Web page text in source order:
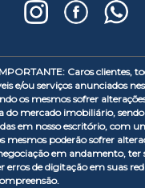
Caros clientes,
e/ou serviços anunciados
os mesmos sofrer
do mercado imobiliário, sendo
em nosso escritório, com
mesmos poderão sofrer
em andamento, ter
erros de digitação em suas